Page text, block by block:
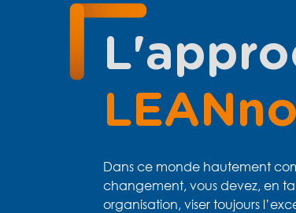
Dans ce monde hautement
changement, vous devez, en
organisation, viser toujours